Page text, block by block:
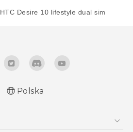
HTC Desire 10 lifestyle dual sim‎
Polska